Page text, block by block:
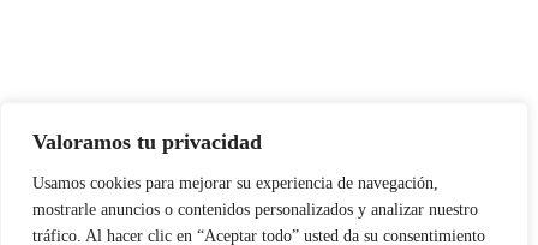
Valoramos tu privacidad
Usamos cookies para mejorar su experiencia de navegación,
mostrarle anuncios o contenidos personalizados y analizar nuestro
tráfico. Al hacer clic en “Aceptar todo” usted da su consentimiento